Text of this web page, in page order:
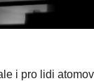
i pro lidi